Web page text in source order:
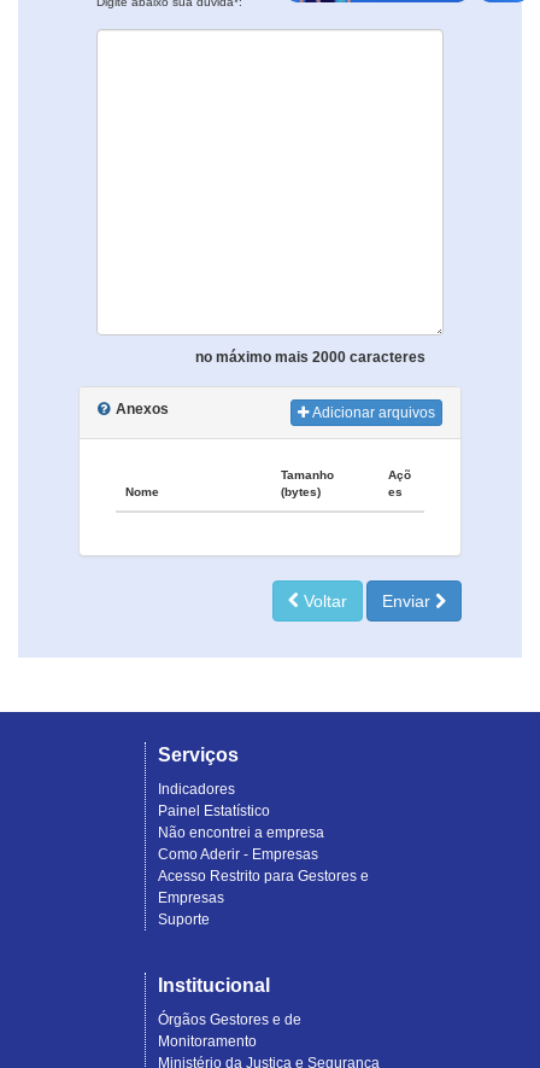
no máximo mais 2000 caracteres
Anexos Adicionar arquivos
Nome
Tamanho
(bytes)
Açõ
es
Voltar Enviar
Serviços
Indicadores
Painel Estatístico
Não encontrei a empresa
Como Aderir - Empresas
Acesso Restrito para Gestores e
Empresas
Suporte
Institucional
Órgãos Gestores e de
Monitoramento
Ministério da Justiça e Segurança